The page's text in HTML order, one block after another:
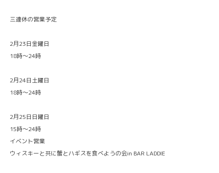
三連休の営業予定
2月23日金曜日
18時〜24時
2月24日土曜日
18時〜24時
2月25日日曜日
15時〜24時
イベント営業
ウィスキーと共に蟹とハギスを食べようの会in BAR LADDIE